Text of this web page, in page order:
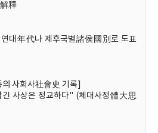
釋
대年代나 제후국별諸侯國別로 도표
사회사社會史 기록]
사상은 정교하다" (체대사정體大思